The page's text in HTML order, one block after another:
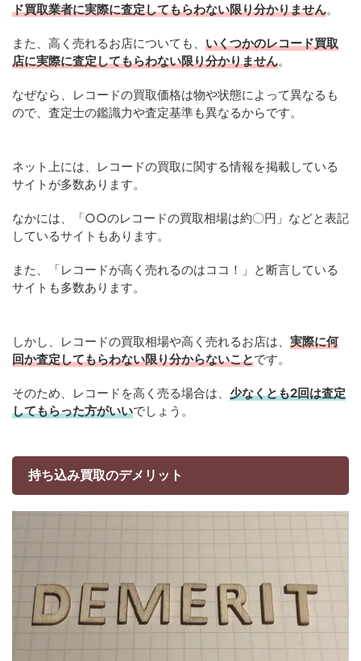
ド買取業者に実際に査定してもらわない限り分かりません。
また、高く売れるお店についても、 いくつかのレコード買取
店に実際に査定してもらわない限り分かりません。
なぜなら、レコードの買取価格は物や状態によって異なるも
ので、査定士の鑑識力や査定基準も異なるからです。
ネット上には、レコードの買取に関する情報を掲載している
サイトが多数あります。
なかには、「○○のレコードの買取相場は約〇円」などと表記
しているサイトもあります。
また、「レコードが高く売れるのはココ！」と断言している
サイトも多数あります。
しかし、レコードの買取相場や高く売れるお店は、 実際に何
回か査定してもらわない限り分からないことです。
そのため、レコードを高く売る場合は、 少なくとも2回は査定
してもらった方がいいでしょう。
持ち込み買取のデメリット